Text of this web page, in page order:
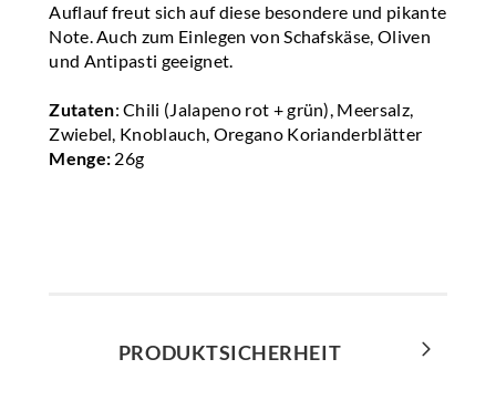
Auflauf freut sich auf diese besondere und pikante
Note. Auch zum Einlegen von Schafskäse, Oliven
und Antipasti geeignet.
Zutaten: Chili (Jalapeno rot + grün), Meersalz,
Zwiebel, Knoblauch, Oregano Korianderblätter
Menge: 26g
PRODUKTSICHERHEIT